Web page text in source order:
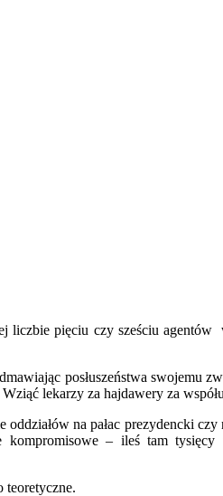
liczbie pięciu czy sześciu
posłuszeństwa swojemu
lekarzy za hajdawery za
na pałac prezydencki
kompromisowe – ileś tam
teoretyczne.